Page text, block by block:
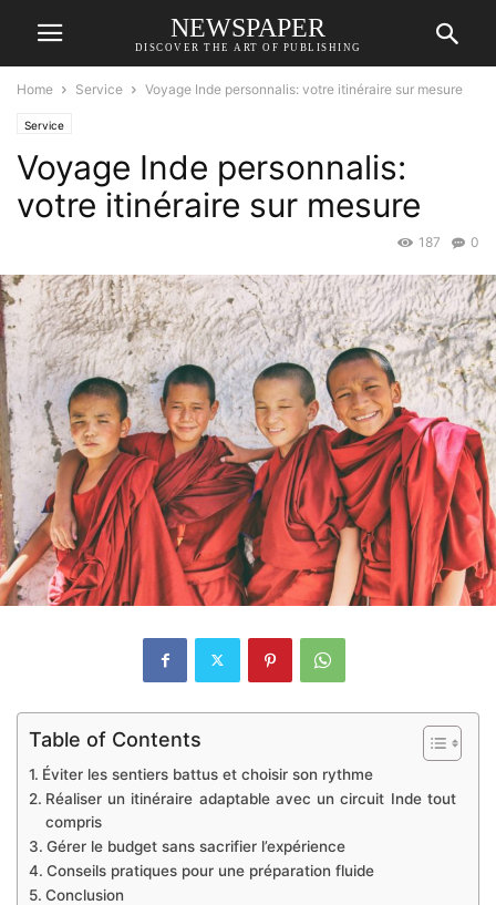
NEWSPAPER
DISCOVER THE ART OF PUBLISHING
Home Service Voyage Inde personnalis: votre itinéraire sur mesure
Service
Voyage Inde personnalis:
votre itinéraire sur mesure
0
187
Table of Contents
Éviter les sentiers battus et choisir son rythme
Réaliser un itinéraire adaptable avec un circuit Inde tout
compris
Gérer le budget sans sacrifier l’expérience
Conseils pratiques pour une préparation fluide
Conclusion